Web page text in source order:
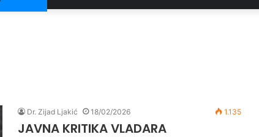
Dr. Zijad Ljakić 18/02/2026 1.135
JAVNA KRITIKA VLADARA